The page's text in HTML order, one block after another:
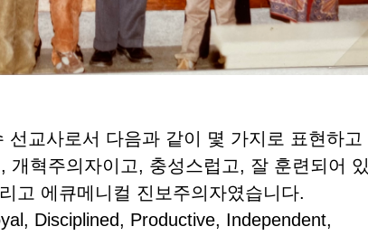
교사로서 다음과 같이 몇 가지로 표현하고
개혁주의자이고, 충성스럽고, 잘 훈련되어 있
고 에큐메니컬 진보주의자였습니다.
Disciplined, Productive, Independent,